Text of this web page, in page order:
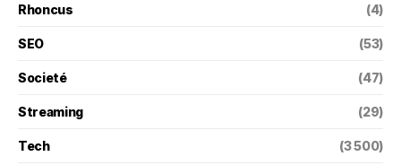
Rhoncus (4)
SEO (53)
Societé (47)
Streaming (29)
Tech (3 500)